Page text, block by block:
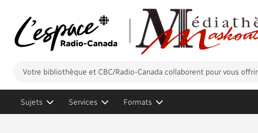
Votre bibliothèque et CBC/Radio-Canada collaborent pour vous offrir
Sujets Services Formats